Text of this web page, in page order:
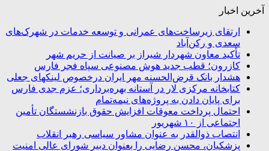
آخرین اخبار
ارتقای زیرساخت‌های عمرانی و توسعه خدمات در شهرک‌های
سعدی و رکن‌آباد
تأکید معاون شهردار شیراز بر صیانت از حریم شهر
کازرون؛ قطب جدید هوش مصنوعی سپاه فجر فارس
هشدار بانک قرض‌الحسنه مهر ایران درخصوص لینکهای جعلی
کتابخانه مرکزی لار در آستانه بهره‌برداری؛ عزم جدی فارس
برای پایان دادن به پروژه‌های نیمه‌تمام
احتمال پرداخت معوقات افزایش حقوق بازنشستگان تأمین
اجتماعی از ۱۰ شهریور
انتصاب ذوالقدر به عنوان مشاور سیاسی رهبر انقلاب
پزشکیان، محسن رضایی را بعنوان دبیر شورای عالی امنیت